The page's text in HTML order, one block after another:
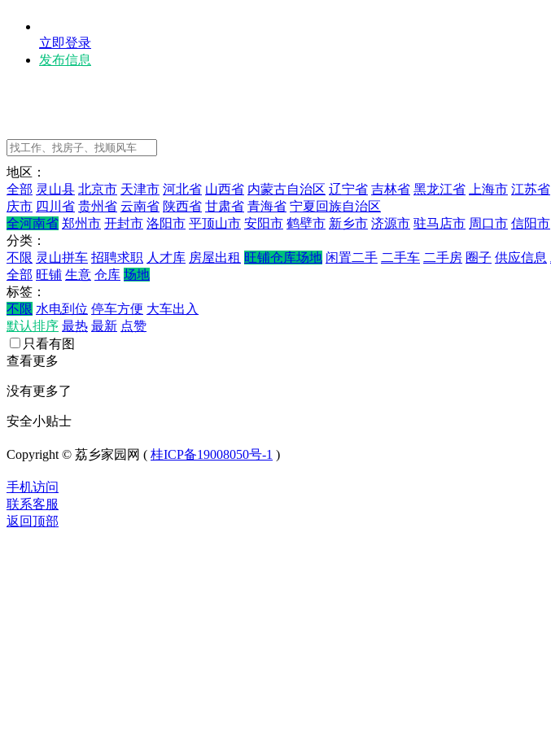
立即登录
发布信息
地区：
全部 灵山县 北京市 天津市 河北省 山西省 内蒙古自治区 辽宁省 吉林省 黑龙江省 上海市 江苏省
庆市 四川省 贵州省 云南省 陕西省 甘肃省 青海省 宁夏回族自治区
全河南省 郑州市 开封市 洛阳市 平顶山市 安阳市 鹤壁市 新乡市 济源市 驻马店市 周口市 信阳市
分类：
不限 灵山拼车 招聘求职 人才库 房屋出租 旺铺仓库场地 闲置二手 二手车 二手房 圈子 供应信息
全部 旺铺 生意 仓库 场地
标签：
不限 水电到位 停车方便 大车出入
默认排序 最热 最新 点赞
只看有图
查看更多
没有更多了
安全小贴士
Copyright © 荔乡家园网 ( 桂ICP备19008050号-1 )
手机访问
联系客服
返回顶部